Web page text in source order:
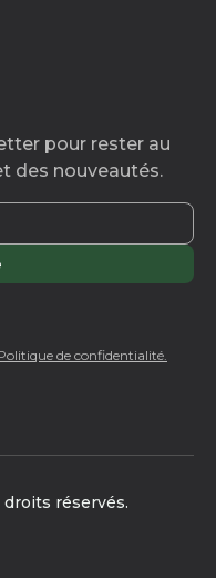
pour rester au
des nouveautés.
de confidentialité.
réservés.